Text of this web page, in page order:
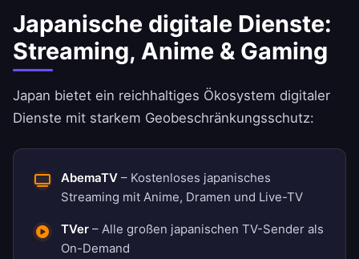
Japanische digitale Dienste:
Streaming, Anime & Gaming
Japan bietet ein reichhaltiges Ökosystem digitaler
Dienste mit starkem Geobeschränkungsschutz:
AbemaTV – Kostenloses japanisches
Streaming mit Anime, Dramen und Live-TV
TVer – Alle großen japanischen TV-Sender als
On-Demand